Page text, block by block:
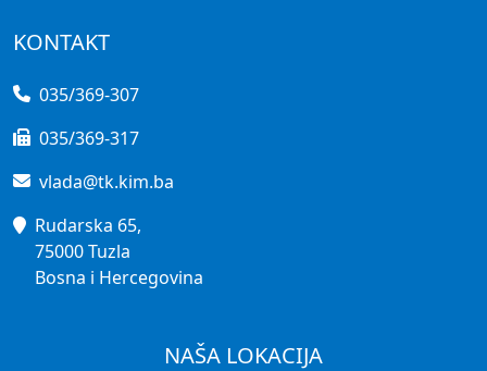
KONTAKT
035/369-307
035/369-317
vlada@tk.kim.ba
Rudarska 65,
75000 Tuzla
Bosna i Hercegovina
NAŠA LOKACIJA